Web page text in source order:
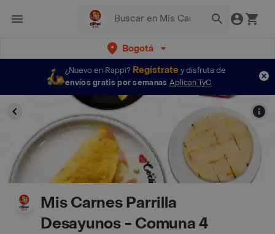
Bogotá
¿Nuevo en Rappi? Regístratey disfruta de
envíos gratis por semanas Aplican TyC
Mis Carnes Parrilla
Desayunos - Comuna 4